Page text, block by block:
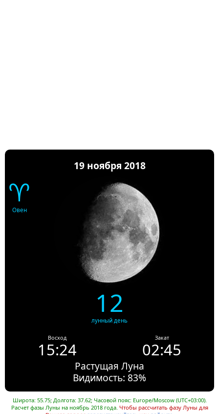
19 ноября 2018
♈
Овен
12
лунный день
Восход
15:24
Закат
02:45
Растущая Луна
Видимость: 83%
Широта: 55.75; Долгота: 37.62; Часовой пояс: Europe/Moscow (UTC+03:00).
Расчет фазы Луны на ноябрь 2018 года. Чтобы рассчитать фазу Луны для